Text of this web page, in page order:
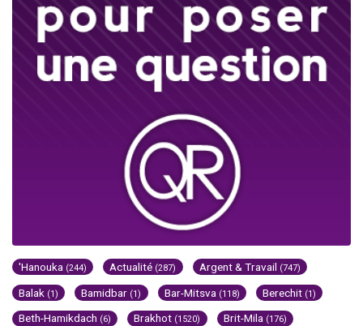
'Hanouka (244) Actualité (287) Argent & Travail (747)
Balak (1) Bamidbar (1) Bar-Mitsva (118) Berechit (1)
Beth-Hamikdach (6) Brakhot (1520) Brit-Mila (176)